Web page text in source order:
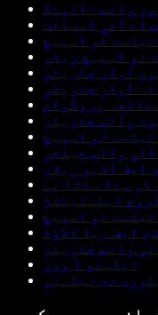
وائس ٹائپنگ
اے آئی اسسٹنٹ
ٹو اسپیچ
ٹو اسپیچ ریڈر
آواز جنریٹر
آواز جنریٹر
پروگرام
وائس جنریٹر
ٹیکسٹ ٹو اسپیچ
آئی وائس چینجر
ایف آڈیو ریڈر
کر سنا سکتا ہے
ایکسٹینشن
ٹیکسٹ ٹو اسپیچ
ایف ریڈ الاؤڈ
وائس جنریٹر
ٹیکستو آ ووز
دی ٹیکسٹو